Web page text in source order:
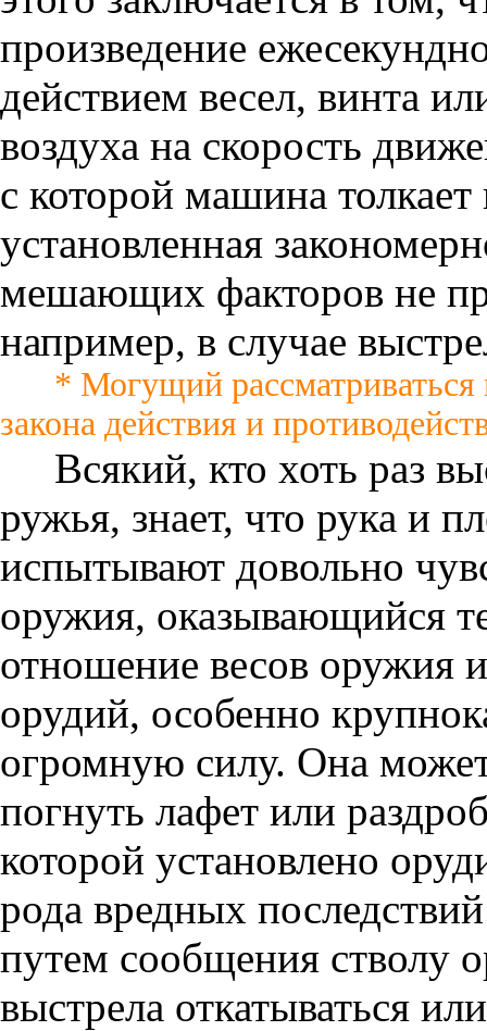
произведение
действием весел, винта
воздуха на скорость
с которой машина
установленная
мешающих факторов не
например, в случае
* Могущий рассматриваться
закона действия и
Всякий, кто хоть раз
ружья, знает, что рука и
испытывают довольно
оружия, оказывающийся
отношение весов оружия
орудий, особенно
огромную силу. Она может
погнуть лафет или
которой установлено
рода вредных
путем сообщения стволу
выстрела откатываться